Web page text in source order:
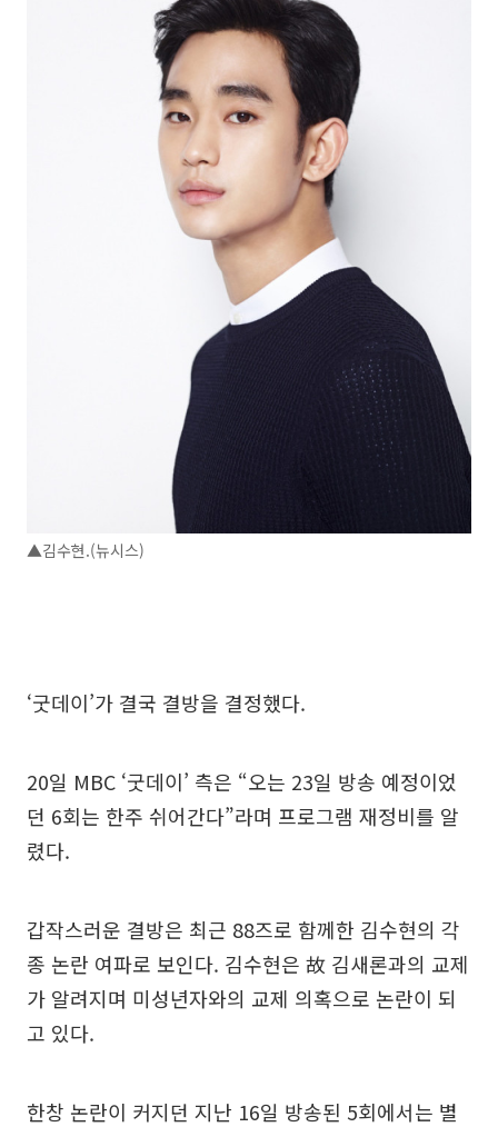
▲김수현.(뉴시스)
‘굿데이’가 결국 결방을 결정했다.
20일 MBC ‘굿데이’ 측은 “오는 23일 방송 예정이었
던 6회는 한주 쉬어간다”라며 프로그램 재정비를 알
렸다.
갑작스러운 결방은 최근 88즈로 함께한 김수현의 각
종 논란 여파로 보인다. 김수현은 故 김새론과의 교제
가 알려지며 미성년자와의 교제 의혹으로 논란이 되
고 있다.
한창 논란이 커지던 지난 16일 방송된 5회에서는 별